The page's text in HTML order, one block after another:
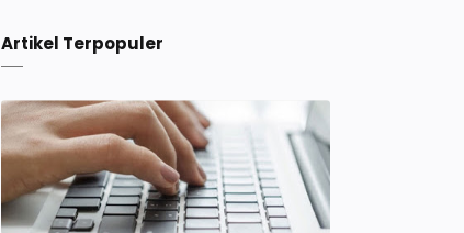
Artikel Terpopuler